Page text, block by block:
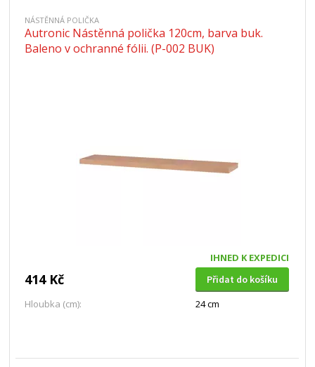
NÁSTĚNNÁ POLIČKA
Autronic Nástěnná polička 120cm, barva buk.
Baleno v ochranné fólii. (P-002 BUK)
IHNED K EXPEDICI
414 Kč
Přidat do košíku
Hloubka (cm):
24 cm